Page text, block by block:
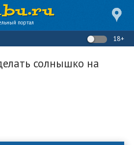
портал
18+
солнышко на